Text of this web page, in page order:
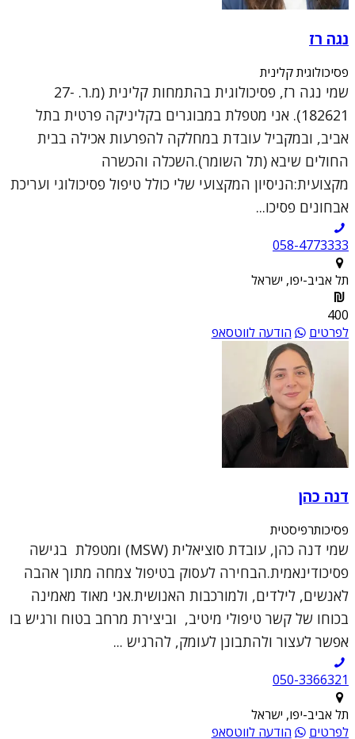
נגה רז
פסיכולוגית קלינית
שמי נגה רז, פסיכולוגית בהתמחות קלינית (מ.ר. 27-
182621). אני מטפלת במבוגרים בקליניקה פרטית בתל
אביב, ובמקביל עובדת במחלקה להפרעות אכילה בבית
החולים שיבא (תל השומר).השכלה והכשרה
מקצועית:הניסיון המקצועי שלי כולל טיפול פסיכולוגי ועריכת
אבחונים פסיכו...
058-4773333
תל אביב-יפו, ישראל
400
לפרטים
הודעה לווטסאפ
דנה כהן
פסיכותרפיסטית
שמי דנה כהן, עובדת סוציאלית (MSW) ומטפלת בגישה
פסיכודינאמית.הבחירה לעסוק בטיפול צמחה מתוך אהבה
לאנשים, לילדים, ולמורכבות האנושית.אני מאוד מאמינה
בכוחו של קשר טיפולי מיטיב, וביצירת מרחב בטוח ורגיש בו
אפשר לעצור ולהתבונן לעומק, להרגיש ...
050-3366321
תל אביב-יפו, ישראל
לפרטים
הודעה לווטסאפ